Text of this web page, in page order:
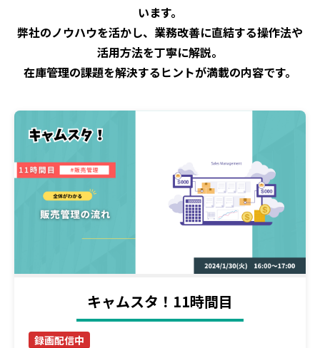
います。
弊社のノウハウを活かし、業務改善に直結する操作法や
活用方法を丁寧に解説。
在庫管理の課題を解決するヒントが満載の内容です。
キャムスタ！11時間目
録画配信中